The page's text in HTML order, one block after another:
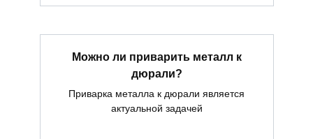
Можно ли приварить металл к
дюрали?
Приварка металла к дюрали является
актуальной задачей